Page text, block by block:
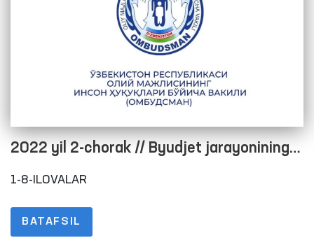
2022 yil 2-chorak // Byudjet jarayonining
ochiqligini taʼminlash maqsadida rasmiy
tartibi to‘g‘risidagi nizomning 1-8-
ILOVALARI
1-8-ILOVALAR
BATAFSIL